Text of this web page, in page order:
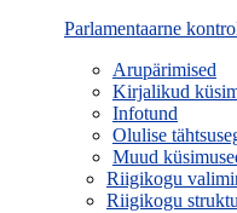
Parlamentaarne
Arupärimised
Kirjalikud
Infotund
Olulise
Muud
Riigikogu
Riigikogu